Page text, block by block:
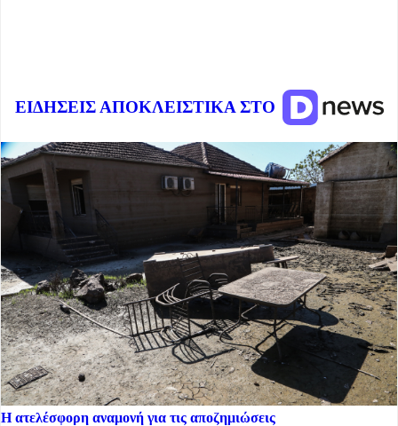
ΕΙΔΗΣΕΙΣ ΑΠΟΚΛΕΙΣΤΙΚΑ ΣΤΟ
Η ατελέσφορη αναμονή για τις αποζημιώσεις